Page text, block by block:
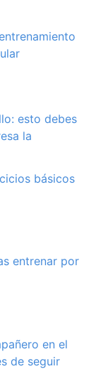
esto debes
la
básicos
entrenar por
en el
de seguir